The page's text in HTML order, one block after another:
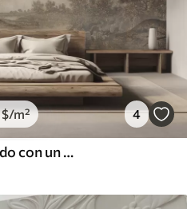
$/m² 4
Paisaje vintage texturizado con un árbol cerca de un río y un cielo nublado, arte de la naturaleza en tonos sepia